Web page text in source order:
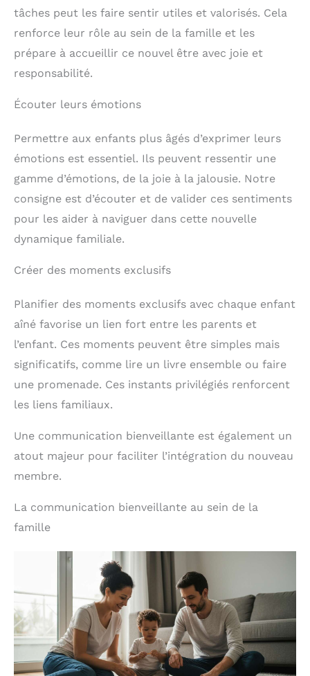
tâches peut les faire sentir utiles et valorisés. Cela
renforce leur rôle au sein de la famille et les
prépare à accueillir ce nouvel être avec joie et
responsabilité.
Écouter leurs émotions
Permettre aux enfants plus âgés d’exprimer leurs
émotions est essentiel. Ils peuvent ressentir une
gamme d’émotions, de la joie à la jalousie. Notre
consigne est d’écouter et de valider ces sentiments
pour les aider à naviguer dans cette nouvelle
dynamique familiale.
Créer des moments exclusifs
Planifier des moments exclusifs avec chaque enfant
aîné favorise un lien fort entre les parents et
l’enfant. Ces moments peuvent être simples mais
significatifs, comme lire un livre ensemble ou faire
une promenade. Ces instants privilégiés renforcent
les liens familiaux.
Une communication bienveillante est également un
atout majeur pour faciliter l’intégration du nouveau
membre.
La communication bienveillante au sein de la
famille